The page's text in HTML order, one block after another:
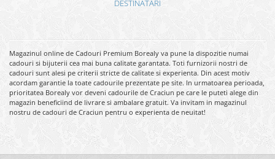
DESTINATARI
Magazinul online de Cadouri Premium Borealy va pune la dispozitie numai
cadouri si bijuterii cea mai buna calitate garantata. Toti furnizorii nostri de
cadouri sunt alesi pe criterii stricte de calitate si experienta. Din acest motiv
acordam garantie la toate cadourile prezentate pe site. In urmatoarea perioada,
prioritatea Borealy vor deveni cadourile de Craciun pe care le puteti alege din
magazin beneficiind de livrare si ambalare gratuit. Va invitam in magazinul
nostru de cadouri de Craciun pentru o experienta de neuitat!